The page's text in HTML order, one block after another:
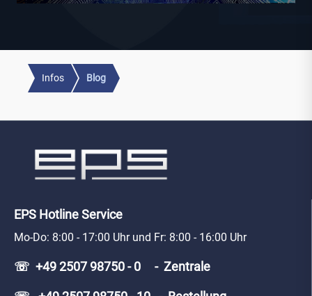
Infos Blog
EPS Hotline Service
Mo-Do: 8:00 - 17:00 Uhr und Fr: 8:00 - 16:00 Uhr
☏ +49 2507 98750 - 0 - Zentrale